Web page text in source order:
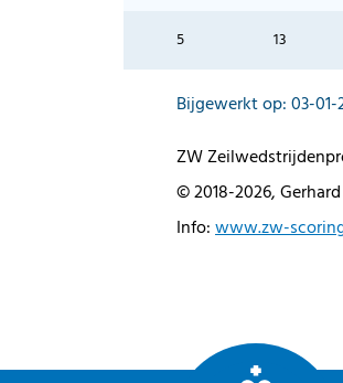
5 13
Bijgewerkt op: 03-01-
ZW
© 2018-2026,
Info:www.zw-